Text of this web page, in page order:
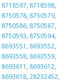
8718597, 8718598,
8750578, 8750579,
8750586, 8750587,
8750593, 8750594,
8693551 , 8693552,
8693558, 8693559,
8693611 , 8693612,
8693618, 28232452,